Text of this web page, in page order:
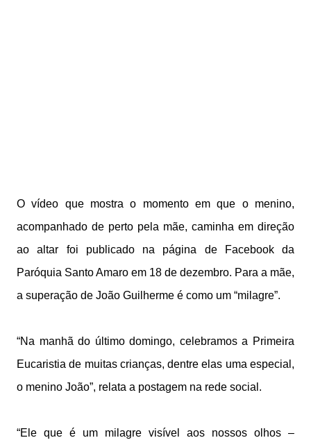
O vídeo que mostra o momento em que o menino,
acompanhado de perto pela mãe, caminha em direção
ao altar foi publicado na página de Facebook da
Paróquia Santo Amaro em 18 de dezembro. Para a mãe,
a superação de João Guilherme é como um “milagre”.
“Na manhã do último domingo, celebramos a Primeira
Eucaristia de muitas crianças, dentre elas uma especial,
o menino João”, relata a postagem na rede social.
“Ele que é um milagre visível aos nossos olhos –